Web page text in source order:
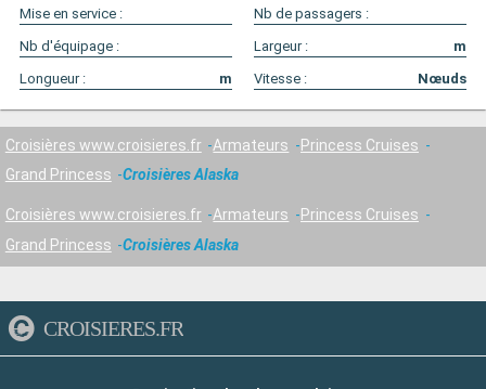
Mise en service :
Nb de passagers :
Nb d'équipage :
Largeur :
m
Longueur :
m Vitesse : Nœuds
Croisières www.croisieres.fr Armateurs
Princess Cruises
Grand Princess
Croisières Alaska
Croisières www.croisieres.fr Armateurs
Princess Cruises
Grand Princess
Croisières Alaska
CROISIERES.FR